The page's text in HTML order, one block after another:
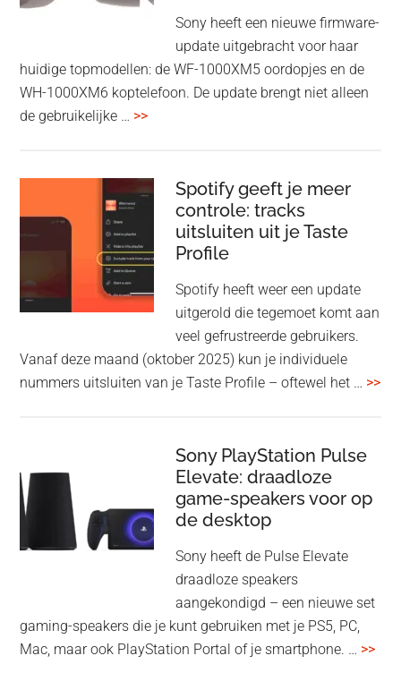
Wi-
Sony heeft een nieuwe firmware-
update uitgebracht voor haar
huidige topmodellen: de WF-1000XM5 oordopjes en de
WH-1000XM6 koptelefoon. De update brengt niet alleen
de gebruikelijke … >>overSony
sharing
WF-
en
1000XM6
nieuwe
Spotify geeft je meer
controle: tracks
uitsluiten uit je Taste
Profile
Spotify heeft weer een update
uitgerold die tegemoet komt aan
veel gefrustreerde gebruikers.
Vanaf deze maand (oktober 2025) kun je individuele
nummers uitsluiten van je Taste Profile – oftewel het … >>
Sony PlayStation Pulse
Elevate: draadloze
game-speakers voor op
de desktop
Sony heeft de Pulse Elevate
draadloze speakers
aangekondigd – een nieuwe set
gaming-speakers die je kunt gebruiken met je PS5, PC,
Mac, maar ook PlayStation Portal of je smartphone. … >>